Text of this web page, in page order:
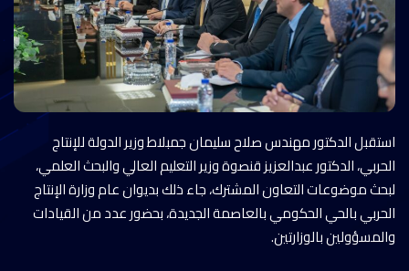
استقبل الدكتور مهندس صلاح سليمان جمبلاط وزير الدولة للإنتاج
الحربي، الدكتور عبدالعزيز قنصوة وزير التعليم العالي والبحث العلمي،
لبحث موضوعات التعاون المشترك، جاء ذلك بديوان عام وزارة الإنتاج
الحربي بالحي الحكومي بالعاصمة الجديدة، بحضور عدد من القيادات
والمسؤولين بالوزارتين.